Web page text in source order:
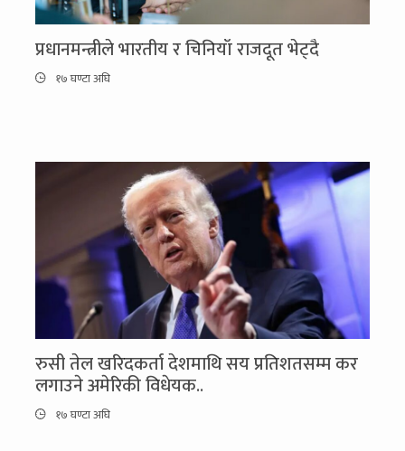
प्रधानमन्त्रीले भारतीय र चिनियाँ राजदूत भेट्दै
१७ घण्टा अघि
रुसी तेल खरिदकर्ता देशमाथि सय प्रतिशतसम्म कर
लगाउने अमेरिकी विधेयक..
१७ घण्टा अघि